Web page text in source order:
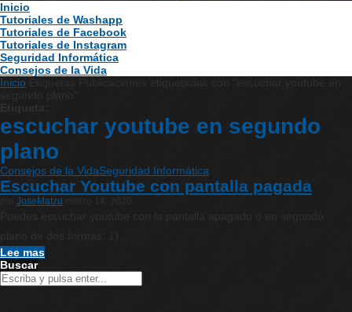
Inicio
Tutoriales de Washapp
Tutoriales de Facebook
Tutoriales de Instagram
Seguridad Informática
Consejos de la Vida
Inicio
segundo plano"
escuchar youtube en segundo
plano
Consejos de la VidaSeguridad Informática
Escuchar Youtube con pantalla pagada
JoseMatzu
plano de dos formas: 1)…
Lee mas
Buscar